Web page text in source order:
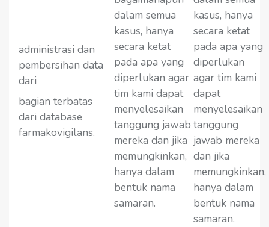
administrasi dan
pembersihan data
dari
bagian terbatas
dari database
farmakovigilans.
dalam semua
kasus, hanya
secara ketat
pada apa yang
diperlukan agar
tim kami dapat
menyelesaikan
tanggung jawab
mereka dan jika
memungkinkan,
hanya dalam
bentuk nama
samaran.
kasus, hanya
secara ketat
pada apa yang
diperlukan
agar tim kami
dapat
menyelesaikan
tanggung
jawab mereka
dan jika
memungkinkan,
hanya dalam
bentuk nama
samaran.